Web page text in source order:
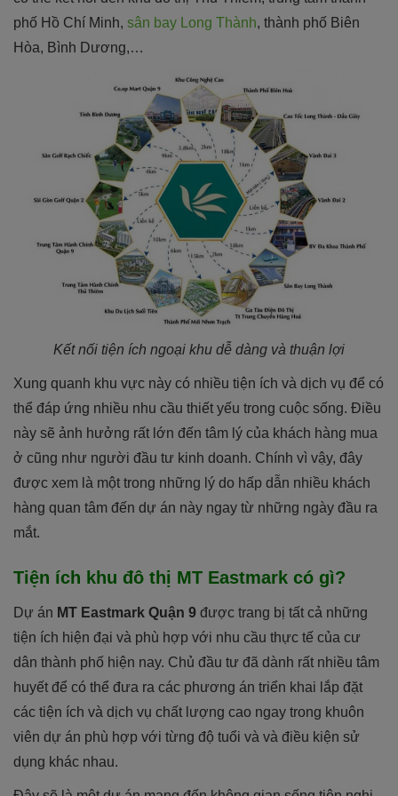
phố Hồ Chí Minh, sân bay Long Thành, thành phố Biên
Hòa, Bình Dương,…
Kết nối tiện ích ngoại khu dễ dàng và thuận lợi
Xung quanh khu vực này có nhiều tiện ích và dịch vụ để có
thể đáp ứng nhiều nhu cầu thiết yếu trong cuộc sống. Điều
này sẽ ảnh hưởng rất lớn đến tâm lý của khách hàng mua
ở cũng như người đầu tư kinh doanh. Chính vì vậy, đây
được xem là một trong những lý do hấp dẫn nhiều khách
hàng quan tâm đến dự án này ngay từ những ngày đầu ra
mắt.
Tiện ích khu đô thị MT Eastmark có gì?
Dự án MT Eastmark Quận 9 được trang bị tất cả những
tiện ích hiện đại và phù hợp với nhu cầu thực tế của cư
dân thành phố hiện nay. Chủ đầu tư đã dành rất nhiều tâm
huyết để có thể đưa ra các phương án triển khai lắp đặt
các tiện ích và dịch vụ chất lượng cao ngay trong khuôn
viên dự án phù hợp với từng độ tuổi và và điều kiện sử
dụng khác nhau.